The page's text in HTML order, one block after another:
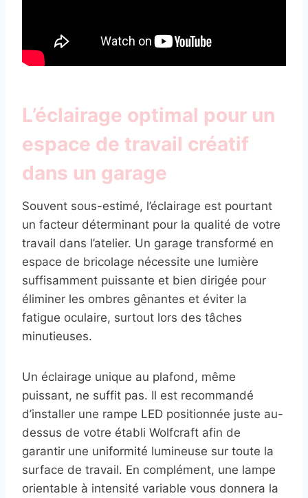
L’éclairage optimal pour un
espace de travail créatif
dans un garage
Souvent sous-estimé, l’éclairage est pourtant
un facteur déterminant pour la qualité de votre
travail dans l’atelier. Un garage transformé en
espace de bricolage nécessite une lumière
suffisamment puissante et bien dirigée pour
éliminer les ombres gênantes et éviter la
fatigue oculaire, surtout lors des tâches
minutieuses.
Un éclairage unique au plafond, même
puissant, ne suffit pas. Il est recommandé
d’installer une rampe LED positionnée juste au-
dessus de votre établi Wolfcraft afin de
garantir une uniformité lumineuse sur toute la
surface de travail. En complément, une lampe
orientable à intensité variable vous donnera la